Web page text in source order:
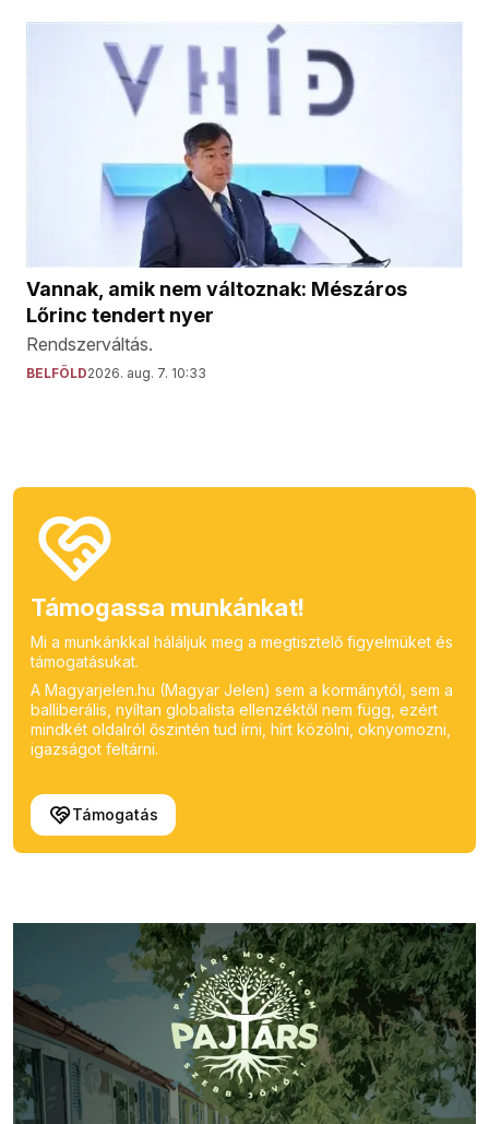
Vannak, amik nem változnak: Mészáros
Lőrinc tendert nyer
Rendszerváltás.
BELFÖLD2026. aug. 7. 10:33
Támogassa munkánkat!
Mi a munkánkkal háláljuk meg a megtisztelő figyelmüket és
támogatásukat.
A Magyarjelen.hu (Magyar Jelen) sem a kormánytól, sem a
balliberális, nyíltan globalista ellenzéktől nem függ, ezért
mindkét oldalról őszintén tud írni, hírt közölni, oknyomozni,
igazságot feltárni.
Támogatás